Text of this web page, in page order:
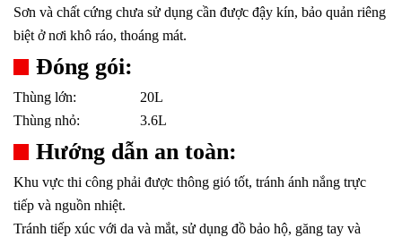
Sơn và chất cứng chưa sử dụng cần được đậy kín, bảo quản riêng
biệt ở nơi khô ráo, thoáng mát.
Đóng gói:
Thùng lớn:
20L
Thùng nhỏ:
3.6L
Hướng dẫn an toàn:
Khu vực thi công phải được thông gió tốt, tránh ánh nắng trực
tiếp và nguồn nhiệt.
Tránh tiếp xúc với da và mắt, sử dụng đồ bảo hộ, găng tay và